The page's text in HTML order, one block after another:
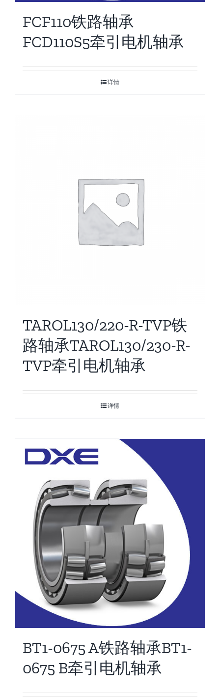
FCF110铁路轴承
FCD110S5牵引电机轴承
详情
TAROL130/220-R-TVP铁
路轴承TAROL130/230-R-
TVP牵引电机轴承
详情
BT1-0675 A铁路轴承BT1-
0675 B牵引电机轴承